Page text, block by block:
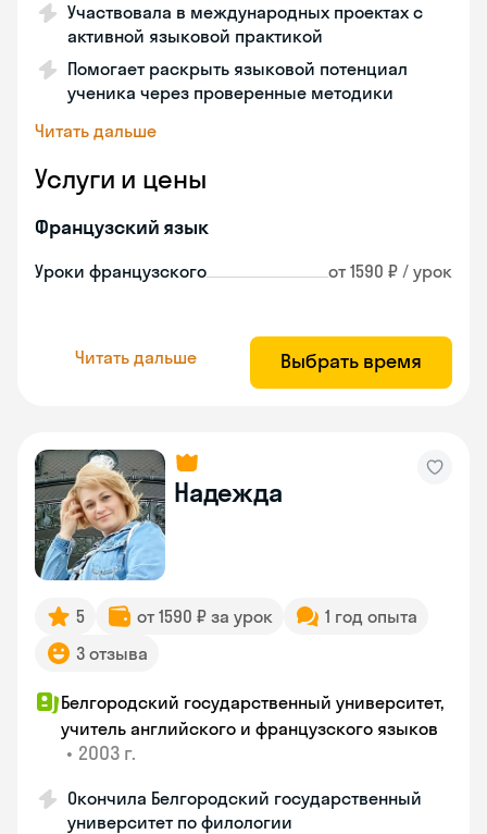
Участвовала в международных проектах с
активной языковой практикой
Помогает раскрыть языковой потенциал
ученика через проверенные методики
Читать дальше
Услуги и цены
Французский язык
Уроки французского от 1590 ₽ / урок
Читать дальше Выбрать время
Надежда
5 от 1590 ₽ за урок
1 год опыта
3 отзыва
Белгородский государственный университет,
учитель английского и французского языков
• 2003 г.
Окончила Белгородский государственный
университет по филологии